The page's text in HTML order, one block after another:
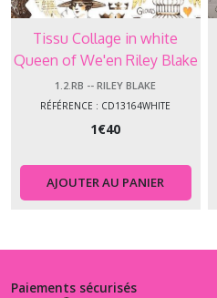
Tissu Collage in white
Queen of We'en Riley Blake
CD13164WHITE
1.2.RB -- RILEY BLAKE
RÉFÉRENCE : CD13164WHITE
1€40
AJOUTER AU PANIER
Paiements sécurisés